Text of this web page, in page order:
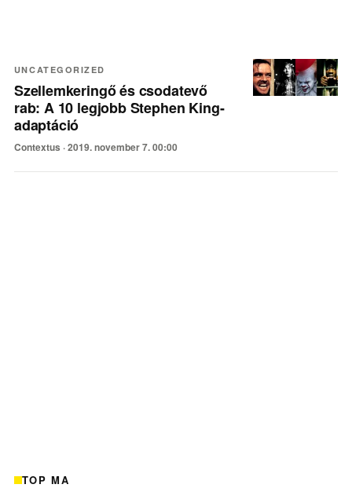
Legfrissebb cikkek
UNCATEGORIZED
Szellemkeringő és csodatevő
rab: A 10 legjobb Stephen King-
adaptáció
Contextus ·2019. november 7. 00:00
TOP MA